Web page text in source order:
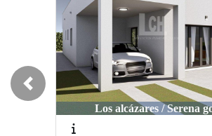
Los alcázares / Serena golf
Los alcázares /
Previous